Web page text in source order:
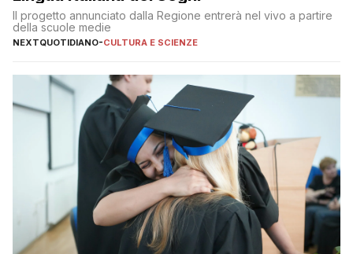
Il progetto annunciato dalla Regione entrerà nel vivo a partire
della scuole medie
NEXTQUOTIDIANO-CULTURA E SCIENZE